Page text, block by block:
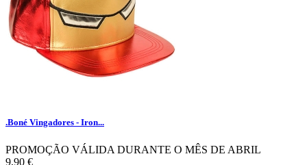
.Boné Vingadores - Iron...
PROMOÇÃO VÁLIDA DURANTE O MÊS DE ABRIL
9,90 €